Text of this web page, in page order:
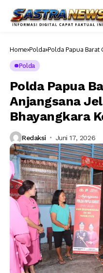
Home Polda Polda Papua Barat
Polda
Polda Papua
Anjangsana
Bhayangkara
Redaksi Juni 17, 2026